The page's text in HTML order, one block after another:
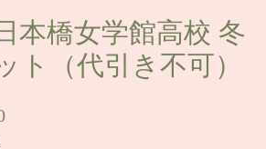
本橋女学館高校 冬
ト（代引き不可）
価